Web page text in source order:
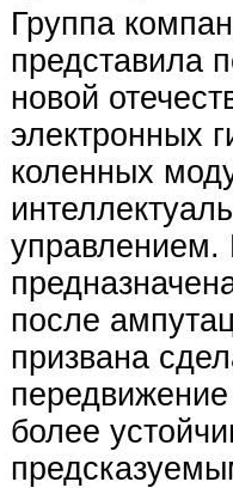
Группа
представила
новой
электронных
коленных
управлением.
после
призвана
более